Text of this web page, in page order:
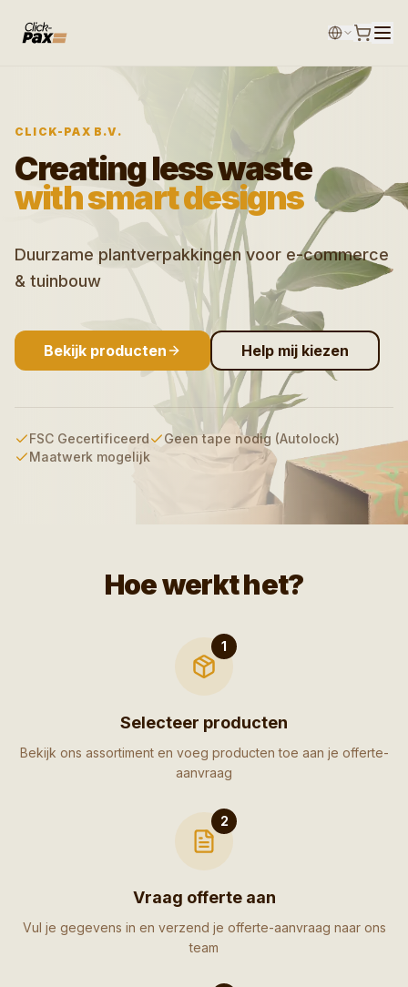
CLICK-PAX B.V.
Creating less waste
with smart designs
Duurzame plantverpakkingen voor e-commerce
& tuinbouw
Bekijk producten Help mij kiezen
FSC Gecertificeerd
Geen tape nodig (Autolock)
Maatwerk mogelijk
Hoe werkt het?
1
Selecteer producten
Bekijk ons assortiment en voeg producten toe aan je offerte-
aanvraag
2
Vraag offerte aan
Vul je gegevens in en verzend je offerte-aanvraag naar ons
team